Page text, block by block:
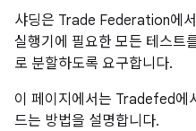
샤딩은 Trade Federation에
실행기에 필요한 모든 테스트
로 분할하도록 요구합니다.
이 페이지에서는 Tradefed에
드는 방법을 설명합니다.